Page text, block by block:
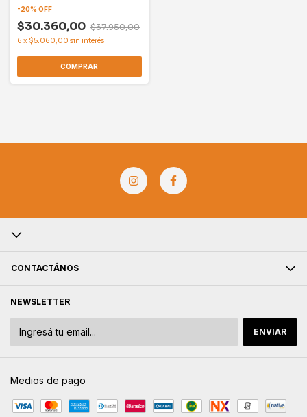
-20% OFF
$30.360,00 $37.950,00
6 x $5.060,00 sin interés
COMPRAR
CONTACTÁNOS
NEWSLETTER
Medios de pago